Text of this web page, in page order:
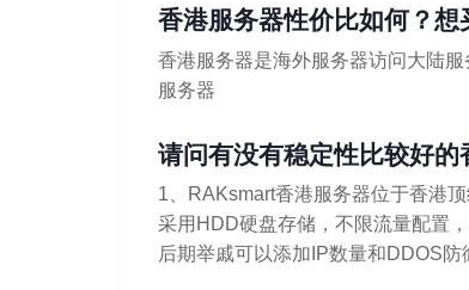
香港服务器性价比如何？
香港服务器是海外服务器访问大陆
服务器
请问有没有稳定性比较好
1、RAKsmart香港服务器位于香港
采用HDD硬盘存储，不限流量配置
后期举戚可以添加IP数量和DDOS防